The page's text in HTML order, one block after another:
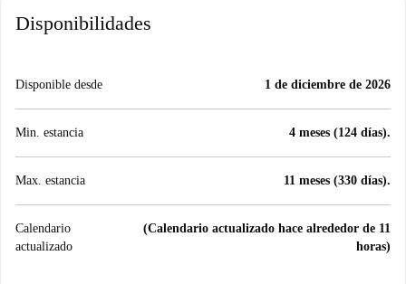
Disponibilidades
Disponible desde 1 de diciembre de 2026
Min. estancia 4 meses (124 días).
Max. estancia 11 meses (330 días).
Calendario
actualizado
(Calendario actualizado hace alrededor de 11
horas)